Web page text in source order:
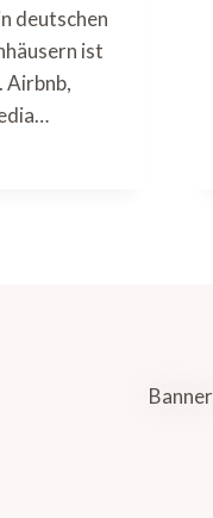
deutschen
ist
Airbnb,